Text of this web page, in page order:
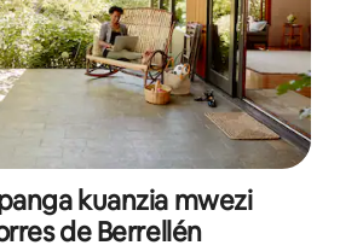
kuanzia mwezi
de Berrellén